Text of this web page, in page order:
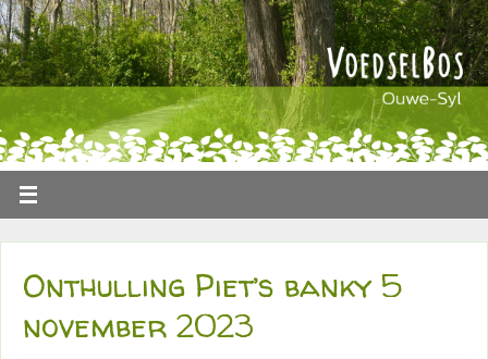
Onthulling Piet’s banky 5
november 2023